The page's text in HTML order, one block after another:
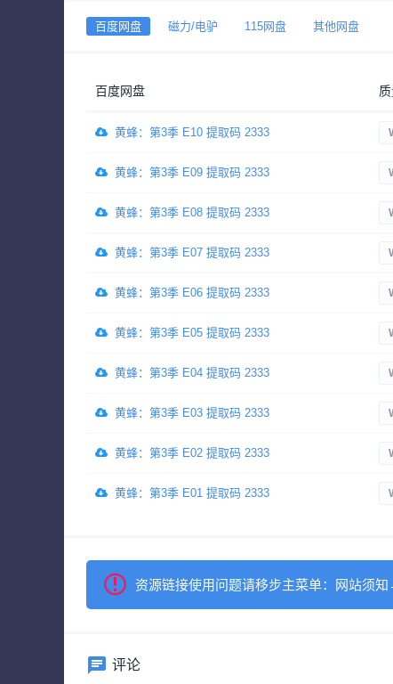
百度网盘 磁力/电驴 115网盘 其他网盘
百度网盘
黄蜂：第3季 E10 提取码 2333
黄蜂：第3季 E09 提取码 2333
黄蜂：第3季 E08 提取码 2333
黄蜂：第3季 E07 提取码 2333
黄蜂：第3季 E06 提取码 2333
黄蜂：第3季 E05 提取码 2333
黄蜂：第3季 E04 提取码 2333
黄蜂：第3季 E03 提取码 2333
黄蜂：第3季 E02 提取码 2333
黄蜂：第3季 E01 提取码 2333
资源链接使用问题请移步主菜单：网站须
评论